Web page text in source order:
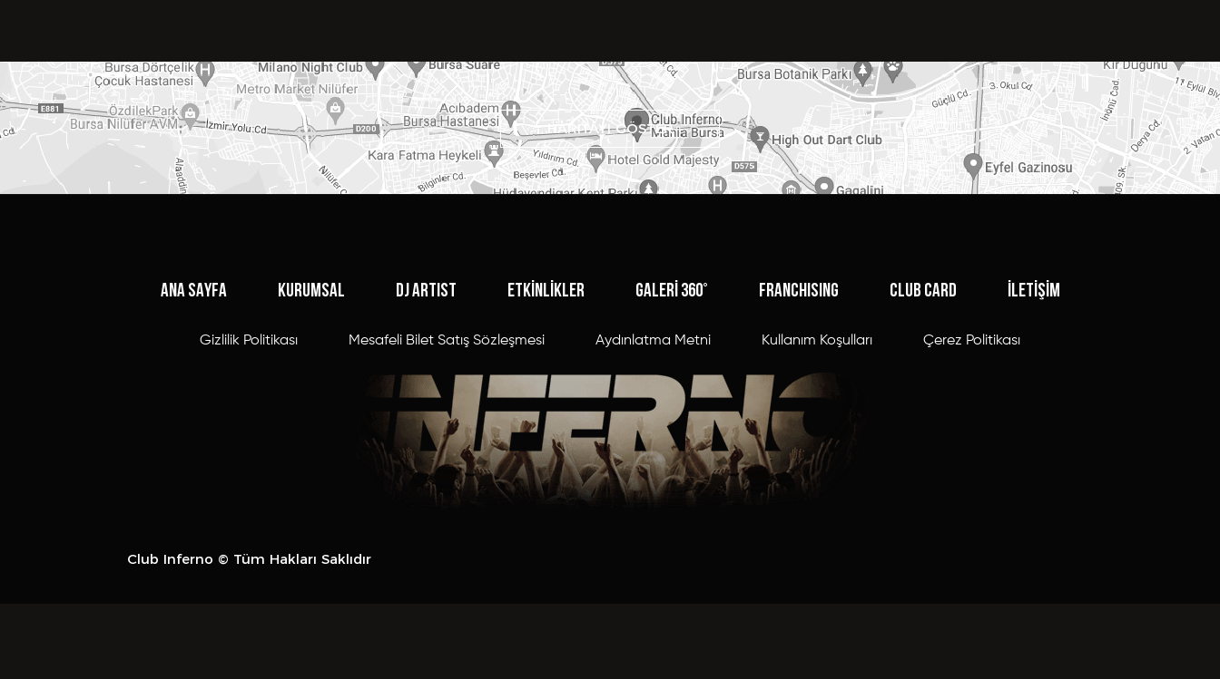
HARİTAYI GÖSTER
ANA SAYFA KURUMSAL DJ ARTIST ETKİNLİKLER GALERİ 360° FRANCHISING CLUB CARD İLETİŞİM
Gizlilik Politikası Mesafeli Bilet Satış Sözleşmesi Aydınlatma Metni Kullanım Koşulları Çerez Politikası
Club Inferno © Tüm Hakları Saklıdır